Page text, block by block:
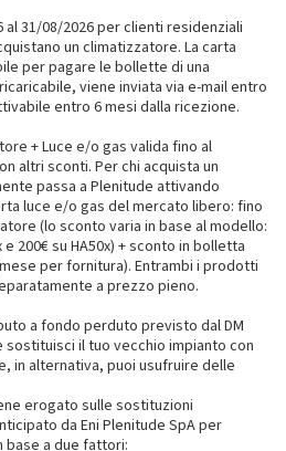
al 31/08/2026 per clienti residenziali
un climatizzatore. La carta
per pagare le bollette di una
viene inviata via e-mail entro
entro 6 mesi dalla ricezione.
+ Luce e/o gas valida fino al
altri sconti. Per chi acquista un
passa a Plenitude attivando
luce e/o gas del mercato libero: fino
(lo sconto varia in base al modello:
e 200€ su HA50x) + sconto in bolletta
per fornitura). Entrambi i prodotti
a prezzo pieno.
a fondo perduto previsto dal DM
sostituisci il tuo vecchio impianto con
in alternativa, puoi usufruire delle
erogato sulle sostituzioni
da Eni Plenitude SpA per
base a due fattori: